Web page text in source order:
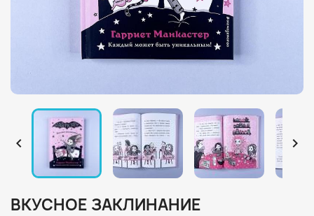
 
ВКУСНОЕ ЗАКЛИНАНИЕ